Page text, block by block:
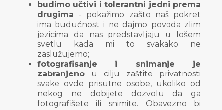
budimo učtivi i tolerantni jedni prema
drugima - pokažimo zašto naš pokret
ima budućnost i ne dajmo povoda zlim
jezicima da nas predstavljaju u lošem
svetlu kada mi to svakako ne
zaslužujemo;
fotografisanje i snimanje je
zabranjenou cilju zaštite privatnosti
svake ovde prisutne osobe, ukoliko od
nekog ne dobijete dozvolu da ga
fotografišete ili snimite. Obavezno bi